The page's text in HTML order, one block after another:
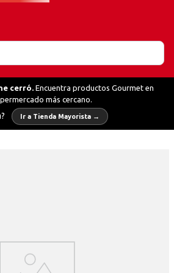
cerró.Encuentra productos Gourmet en
más cercano.
Ir a Tienda Mayorista →